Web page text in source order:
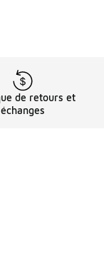
de retours et
échanges